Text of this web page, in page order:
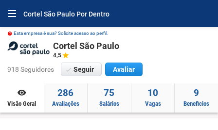
Cortel São Paulo Por Dentro
Esta empresa é sua? Solicite acesso ao perfil.
Cortel São Paulo
4,5
918 Seguidores Seguir Avaliar
Visão Geral
286
Avaliações
75
Salários
10
Vagas
9
Beneficios